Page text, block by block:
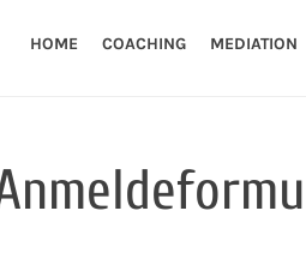
HOME COACHING MEDIATION